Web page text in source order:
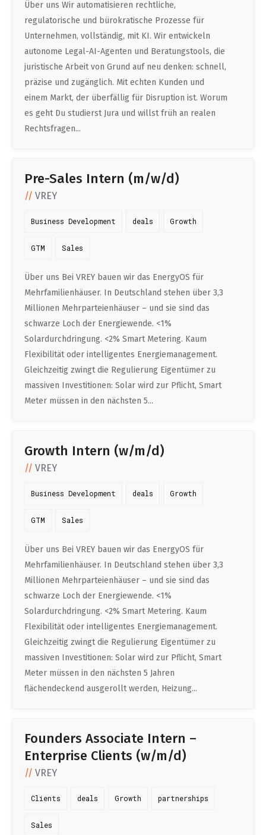
Über uns Wir automatisieren rechtliche,
regulatorische und bürokratische Prozesse für
Unternehmen, vollständig, mit KI. Wir entwickeln
autonome Legal-AI-Agenten und Beratungstools, die
juristische Arbeit von Grund auf neu denken: schnell,
präzise und zugänglich. Mit echten Kunden und
einem Markt, der überfällig für Disruption ist. Worum
es geht Du studierst Jura und willst früh an realen
Rechtsfragen...
Pre-Sales Intern (m/w/d)
VREY
Business Development deals Growth
GTM Sales
Über uns Bei VREY bauen wir das EnergyOS für
Mehrfamilienhäuser. In Deutschland stehen über 3,3
Millionen Mehrparteienhäuser – und sie sind das
schwarze Loch der Energiewende. <1%
Solardurchdringung. <2% Smart Metering. Kaum
Flexibilität oder intelligentes Energiemanagement.
Gleichzeitig zwingt die Regulierung Eigentümer zu
massiven Investitionen: Solar wird zur Pflicht, Smart
Meter müssen in den nächsten 5...
Growth Intern (w/m/d)
VREY
Business Development deals Growth
GTM Sales
Über uns Bei VREY bauen wir das EnergyOS für
Mehrfamilienhäuser. In Deutschland stehen über 3,3
Millionen Mehrparteienhäuser – und sie sind das
schwarze Loch der Energiewende. <1%
Solardurchdringung. <2% Smart Metering. Kaum
Flexibilität oder intelligentes Energiemanagement.
Gleichzeitig zwingt die Regulierung Eigentümer zu
massiven Investitionen: Solar wird zur Pflicht, Smart
Meter müssen in den nächsten 5 Jahren
flächendeckend ausgerollt werden, Heizung...
Founders Associate Intern –
Enterprise Clients (w/m/d)
VREY
Clients deals Growth partnerships
Sales